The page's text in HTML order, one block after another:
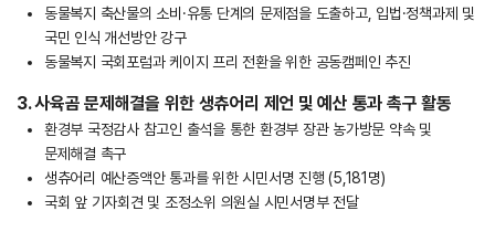
동물복지 축산물의 소비·유통 단계의 문제점을 도출하고, 입법·정책과제 및
국민 인식 개선방안 강구
동물복지 국회포럼과 케이지 프리 전환을 위한 공동캠페인 추진
3. 사육곰 문제해결을 위한 생츄어리 제언 및 예산 통과 촉구 활동
환경부 국정감사 참고인 출석을 통한 환경부 장관 농가방문 약속 및
문제해결 촉구
생츄어리 예산증액안 통과를 위한 시민서명 진행 (5,181명)
국회 앞 기자회견 및 조정소위 의원실 시민서명부 전달